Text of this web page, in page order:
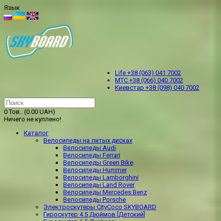
Язык
Life +38 (063) 041 7002
МТС +38 (066) 040 7002
Kиевстар +38 (098) 040 7002
0 Тов.. (0.00 UAH)
Ничего не куплено!
Каталог
Велосипеды на литых дисках
Велосипеды Audi
Велосипеды Ferrari
Велосипеды Green Bike
Велосипеды Hummer
Велосипеды Lamborghini
Велосипеды Land Rover
Велосипеды Mercedes Benz
Велосипеды Porsche
Электроскутеры CityCoco SKYBOARD
Гироскутер 4.5 Дюймов [Детский]